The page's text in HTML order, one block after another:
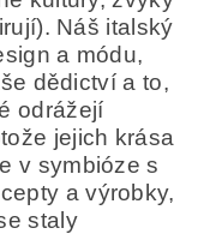
Náš italský
a módu,
dědictví a to,
odrážejí
jejich krása
v symbióze s
a výrobky,
staly